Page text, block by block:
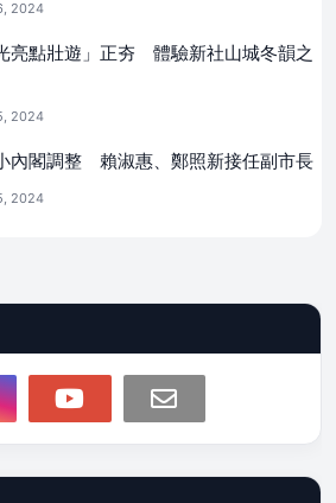
2024
亮點壯遊」正夯 體驗新社山城冬韻之
2024
內閣調整 賴淑惠、鄭照新接任副市長
2024